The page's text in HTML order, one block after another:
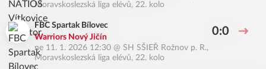
Moravskoslezská liga elévů, 22. kolo
FBC Spartak Bílovec
Warriors Nový Jičín
0:0
ne 11. 1. 2026 12:30 @ SH SŠIEŘ Rožnov p. R.,
Moravskoslezská liga elévů, 22. kolo